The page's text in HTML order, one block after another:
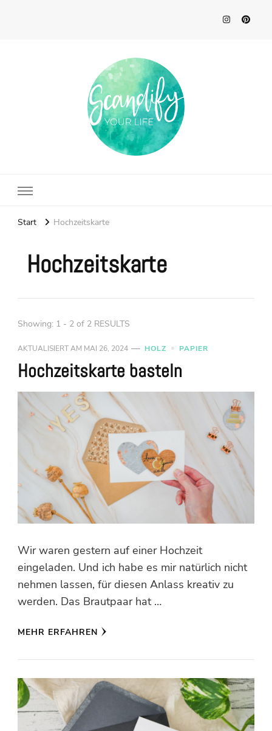
Start Hochzeitskarte
Hochzeitskarte
Showing: 1 - 2 of 2 RESULTS
AKTUALISIERT AM MAI 26, 2024 HOLZ PAPIER
Hochzeitskarte basteln
Wir waren gestern auf einer Hochzeit
eingeladen. Und ich habe es mir natürlich nicht
nehmen lassen, für diesen Anlass kreativ zu
werden. Das Brautpaar hat …
MEHR ERFAHREN